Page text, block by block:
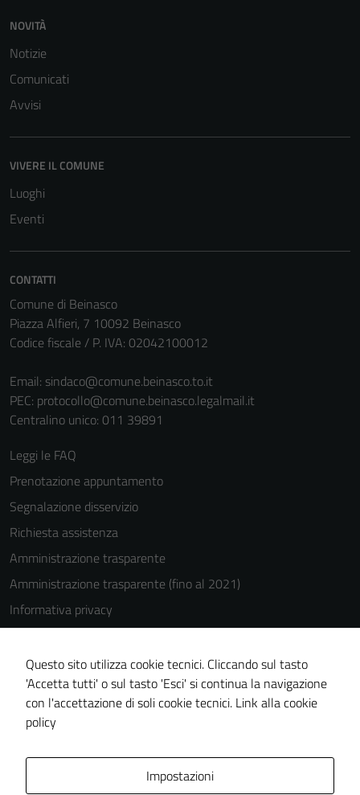
NOVITÀ
Notizie
Comunicati
Avvisi
VIVERE IL COMUNE
Luoghi
Eventi
CONTATTI
Comune di Beinasco
Piazza Alfieri, 7 10092 Beinasco
Codice fiscale / P. IVA: 02042100012
Email: sindaco@comune.beinasco.to.it
PEC: protocollo@comune.beinasco.legalmail.it
Centralino unico: 011 39891
Leggi le FAQ
Prenotazione appuntamento
Segnalazione disservizio
Richiesta assistenza
Amministrazione trasparente
Amministrazione trasparente (fino al 2021)
Informativa privacy
Cookie Policy
Note legali
Dichiarazione di accessibilità
Piano di miglioramento del sito
Questo sito utilizza cookie tecnici. Cliccando sul tasto
'Accetta tutti' o sul tasto 'Esci' si continua la navigazione
con l'accettazione di soli cookie tecnici. Link alla cookie
policy
Impostazioni
non raccolgono
personali.